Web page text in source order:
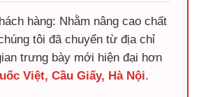
hàng: Nhằm nâng cao chất
tôi đã chuyển từ địa chỉ
trưng bày mới hiện đại hơn
Việt, Cầu Giấy, Hà Nội.